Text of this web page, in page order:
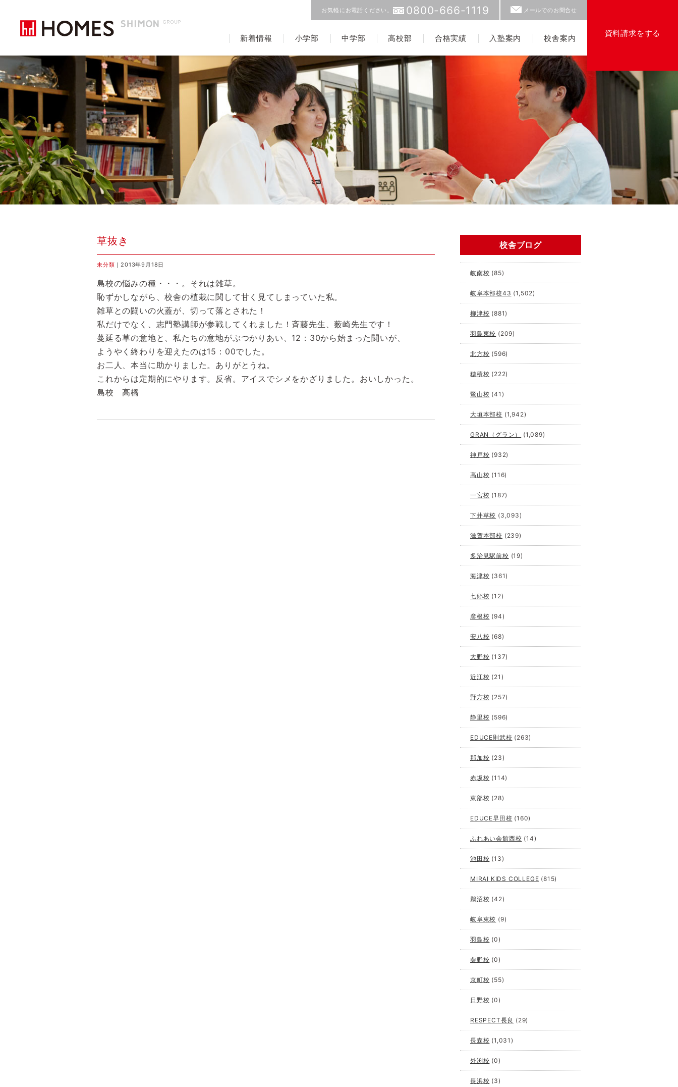
新着情報 小学部 中学部 高校部 合格実績 入塾案内 校舎案内 資料請求をする
お気軽にお電話ください。 0800-666-1119 メールでのお問合せ
草抜き
未分類 ｜2013年9月18日
島校の悩みの種・・・。それは雑草。
恥ずかしながら、校舎の植栽に関して甘く見てしまっていた私。
雑草との闘いの火蓋が、切って落とされた！
私だけでなく、志門塾講師が参戦してくれました！斉藤先生、薮崎先生です！
蔓延る草の意地と、私たちの意地がぶつかりあい、12：30から始まった闘いが、
ようやく終わりを迎えたのは15：00でした。
お二人、本当に助かりました。ありがとうね。
これからは定期的にやります。反省。アイスでシメをかざりました。おいしかった。
島校 高橋
校舎ブログ
岐南校 (85)
岐阜本部校43 (1,502)
柳津校 (881)
羽島東校 (209)
北方校 (596)
穂積校 (222)
鷺山校 (41)
大垣本部校 (1,942)
GRAN（グラン） (1,089)
神戸校 (932)
高山校 (116)
一宮校 (187)
下井草校 (3,093)
滋賀本部校 (239)
多治見駅前校 (19)
海津校 (361)
七郷校 (12)
彦根校 (94)
安八校 (68)
大野校 (137)
近江校 (21)
野方校 (257)
静里校 (596)
EDUCE則武校 (263)
那加校 (23)
赤坂校 (114)
東部校 (28)
EDUCE早田校 (160)
ふれあい会館西校 (14)
池田校 (13)
MIRAI KIDS COLLEGE (815)
鵜沼校 (42)
岐阜東校 (9)
羽島校 (0)
粟野校 (0)
京町校 (55)
日野校 (0)
RESPECT長良 (29)
長森校 (1,031)
外渕校 (0)
長浜校 (3)